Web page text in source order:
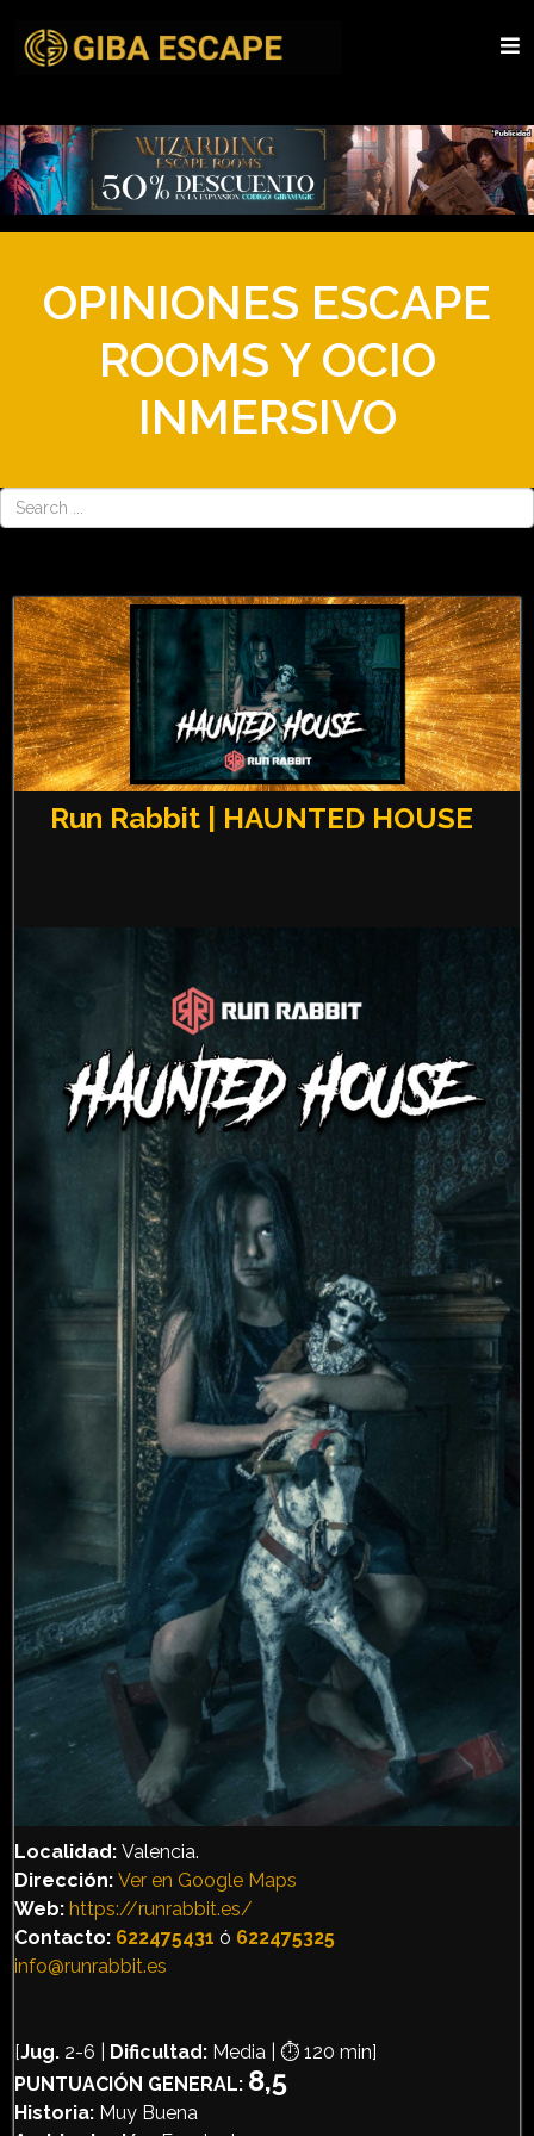
OPINIONES ESCAPE
ROOMS Y OCIO
INMERSIVO
Run Rabbit | HAUNTED HOUSE
Localidad: Valencia.
Dirección: Ver en Google Maps
Web: https://runrabbit.es/
Contacto: 622475431 ó 622475325
info@runrabbit.es
[Jug. 2-6 | Dificultad: Media | ⏱️ 120 min]
PUNTUACIÓN GENERAL: 8,5
Historia: Muy Buena